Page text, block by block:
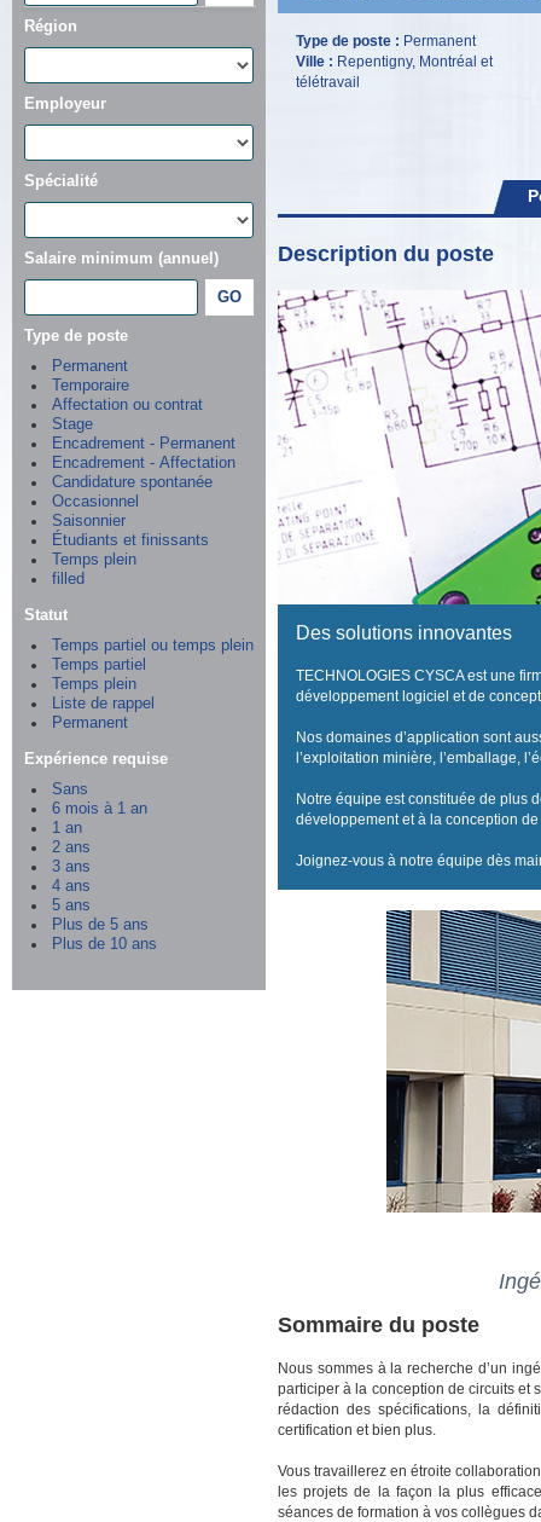
Région
Employeur
Spécialité
Salaire minimum (annuel)
Type de poste
Permanent
Temporaire
Affectation ou contrat
Stage
Encadrement - Permanent
Encadrement - Affectation
Candidature spontanée
Occasionnel
Saisonnier
Étudiants et finissants
Temps plein
filled
Statut
Temps partiel ou temps plein
Temps partiel
Temps plein
Liste de rappel
Permanent
Expérience requise
Sans
6 mois à 1 an
1 an
2 ans
3 ans
4 ans
5 ans
Plus de 5 ans
Plus de 10 ans
Type de poste : Permanent
Ville : Repentigny, Montréal et
télétravail
Description du poste
Des solutions innovantes
TECHNOLOGIES CYSCA est une
développement logiciel et de
Nos domaines d’application sont
l’exploitation minière, l’emballage,
Notre équipe est constituée de plus
développement et à la conception
Joignez-vous à notre équipe dès
Sommaire du poste
Nous sommes à la recherche d’un
participer à la conception de circuits et
rédaction des spécifications, la
certification et bien plus.
Vous travaillerez en étroite
les projets de la façon la plus
séances de formation à vos collègues